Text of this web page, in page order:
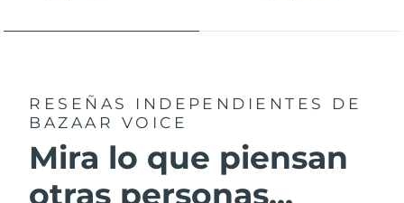
RESEÑAS INDEPENDIENTES
DE
BAZAAR VOICE
Mira lo que piensan
otras personas...